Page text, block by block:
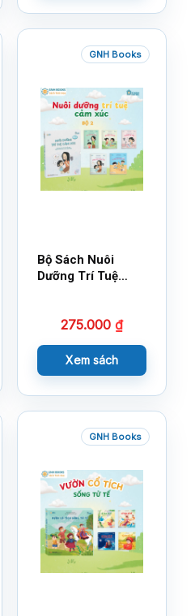
GNH Books
Bộ Sách Nuôi
Dưỡng Trí Tuệ
275.000 ₫
Xem sách
GNH Books